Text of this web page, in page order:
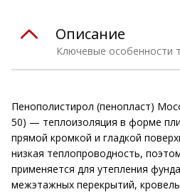
Ключевые особенности
Описание
Пенополистирол (пенопласт)
50) — теплоизоляция в форме
прямой кромкой и гладкой
низкая теплопроводность,
применяется для утепления
межэтажных перекрытий,